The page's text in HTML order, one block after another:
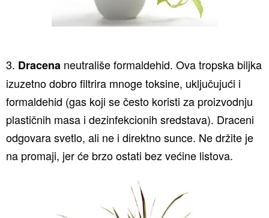
3. Dracena neutrališe formaldehid. Ova tropska biljka
izuzetno dobro filtrira mnoge toksine, uključujući i
formaldehid (gas koji se često koristi za proizvodnju
plastičnih masa i dezinfekcionih sredstava). Draceni
odgovara svetlo, ali ne i direktno sunce. Ne držite je
na promaji, jer će brzo ostati bez većine listova.